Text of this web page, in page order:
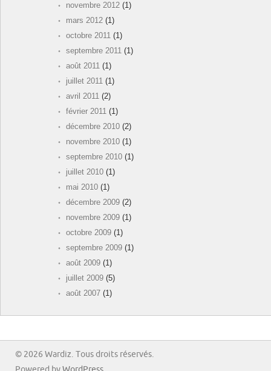
novembre 2012 (1)
mars 2012 (1)
octobre 2011 (1)
septembre 2011 (1)
août 2011 (1)
juillet 2011 (1)
avril 2011 (2)
février 2011 (1)
décembre 2010 (2)
novembre 2010 (1)
septembre 2010 (1)
juillet 2010 (1)
mai 2010 (1)
décembre 2009 (2)
novembre 2009 (1)
octobre 2009 (1)
septembre 2009 (1)
août 2009 (1)
juillet 2009 (5)
août 2007 (1)
© 2026 Wardiz. Tous droits réservés.